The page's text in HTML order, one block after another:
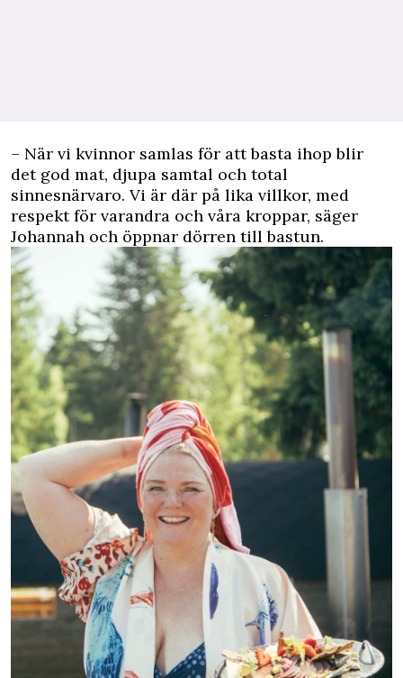
– När vi kvinnor samlas för att basta ihop blir
det god mat, djupa samtal och total
sinnesnärvaro. Vi är där på lika villkor, med
respekt för varandra och våra kroppar, säger
Johannah och öppnar dörren till bastun.